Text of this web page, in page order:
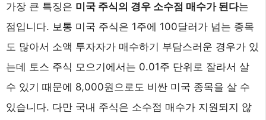
가장 큰 특징은 미국 주식의 경우 소수점 매수가 된다는
점입니다. 보통 미국 주식은 1주에 100달러가 넘는 종목
도 많아서 소액 투자자가 매수하기 부담스러운 경우가 있
는데 토스 주식 모으기에서는 0.01주 단위로 잘라서 살
수 있기 때문에 8,000원으로도 비싼 미국 종목을 살 수
있습니다. 다만 국내 주식은 소수점 매수가 지원되지 않